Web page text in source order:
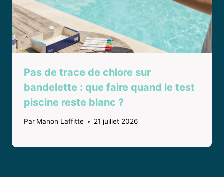
Pas de trace de chlore sur
bandelette : que faire quand le test
piscine reste blanc ?
Par Manon Laffitte 21 juillet 2026